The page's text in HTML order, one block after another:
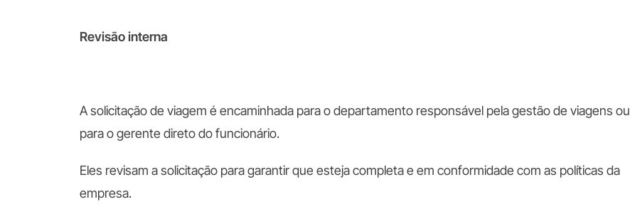
Revisão interna
A solicitação de viagem é encaminhada para o departamento responsável pela gestão de viagens ou
para o gerente direto do funcionário.
Eles revisam a solicitação para garantir que esteja completa e em conformidade com as políticas da
empresa.